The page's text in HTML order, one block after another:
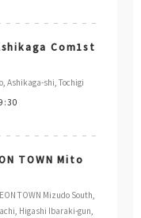
Com1st
Ashikaga-shi, Tochigi
TOWN Mito
TOWN Mizudo South,
Higashi Ibaraki-gun,